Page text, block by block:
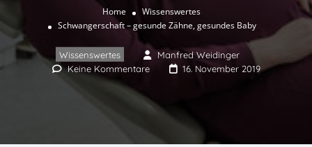
Home
Wissenswertes
Schwangerschaft – gesunde Zähne, gesundes Baby
Wissenswertes
Manfred Weidinger
Keine Kommentare
16. November 2019